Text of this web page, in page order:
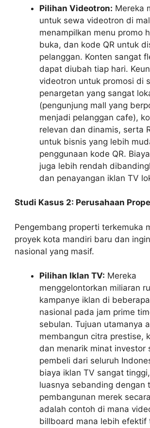
Pilihan Videotron: Mereka
untuk sewa videotron di
menampilkan menu promo
buka, dan kode QR untuk
pelanggan. Konten sangat
dapat diubah tiap hari.
videotron untuk promosi di
penargetan yang sangat
(pengunjung mall yang
menjadi pelanggan cafe),
relevan dan dinamis, serta
untuk bisnis yang lebih
penggunaan kode QR.
juga lebih rendah
dan penayangan iklan TV
Studi Kasus 2: Perusahaan
Pengembang properti terkemuka
proyek kota mandiri baru dan
nasional yang masif.
Pilihan Iklan TV: Mereka
menggelontorkan miliaran
kampanye iklan di
nasional pada jam prime
sebulan. Tujuan utamanya
membangun citra prestise,
dan menarik minat investor
pembeli dari seluruh
biaya iklan TV sangat
luasnya sebanding dengan
pembangunan merek
adalah contoh di mana
billboard mana lebih efektif